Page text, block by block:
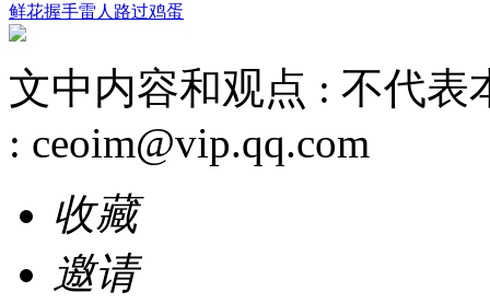
鲜花握手雷人 路过鸡蛋
文中内容和观点 : 不代表
: ceoim@vip.qq.com
收藏
邀请